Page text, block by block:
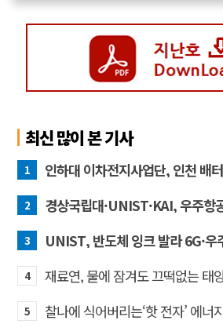
최신 많이 본 기사
1
2 경상국립대·UNIST·KAI, 우주항
3
4 재료연, 물에 잠겨도 끄떡없는 태
5